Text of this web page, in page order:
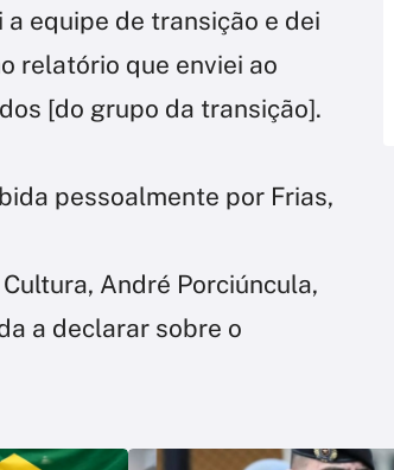
equipe de transição e dei
relatório que enviei ao
[do grupo da transição].
pessoalmente por Frias,
André Porciúncula,
a declarar sobre o